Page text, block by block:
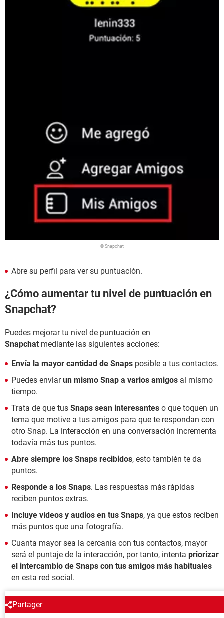
© Snapchat
Abre su perfil para ver su puntuación.
¿Cómo aumentar tu nivel de puntuación en
Snapchat?
Puedes mejorar tu nivel de puntuación en
Snapchat mediante las siguientes acciones:
Envía la mayor cantidad de Snaps posible a tus contactos.
Puedes enviarun mismo Snap a varios amigos al mismo
tiempo.
Trata de que tus Snaps sean interesantes o que toquen un
tema que motive a tus amigos para que te respondan con
otro Snap. La interacción en una conversación incrementa
todavía más tus puntos.
Abre siempre los Snaps recibidos, esto también te da
puntos.
Responde a los Snaps. Las respuestas más rápidas
reciben puntos extras.
Incluye vídeos y audios en tus Snaps, ya que estos reciben
más puntos que una fotografía.
Cuanta mayor sea la cercanía con tus contactos, mayor
será el puntaje de la interacción, por tanto, intenta priorizar
el intercambio de Snaps con tus amigos más habituales
en esta red social.
Partager
ALREDEDOR DEL MISMO TEMA